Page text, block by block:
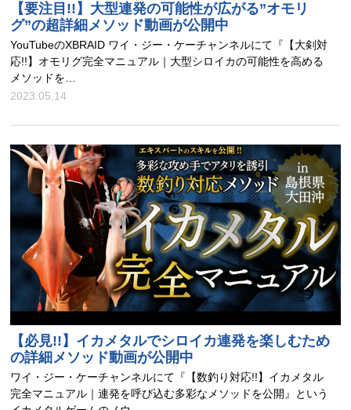
【要注目!!】大型連発の可能性が広がる”オモリ
グ”の超詳細メソッド動画が公開中
YouTubeのXBRAID ワイ・ジー・ケーチャンネルにて『【大剣対
応!!】オモリグ完全マニュアル｜大型シロイカの可能性を高める
メソッドを…
2023.05.14
【必見!!】イカメタルでシロイカ連発を楽しむため
の詳細メソッド動画が公開中
ワイ・ジー・ケーチャンネルにて『【数釣り対応!!】イカメタル
完全マニュアル｜連発を呼び込む多彩なメソッドを公開』という